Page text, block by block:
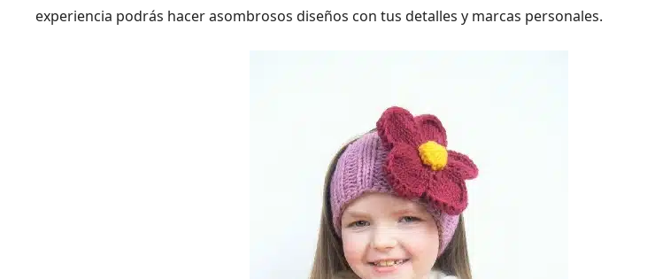
experiencia podrás hacer asombrosos diseños con tus detalles y marcas personales.